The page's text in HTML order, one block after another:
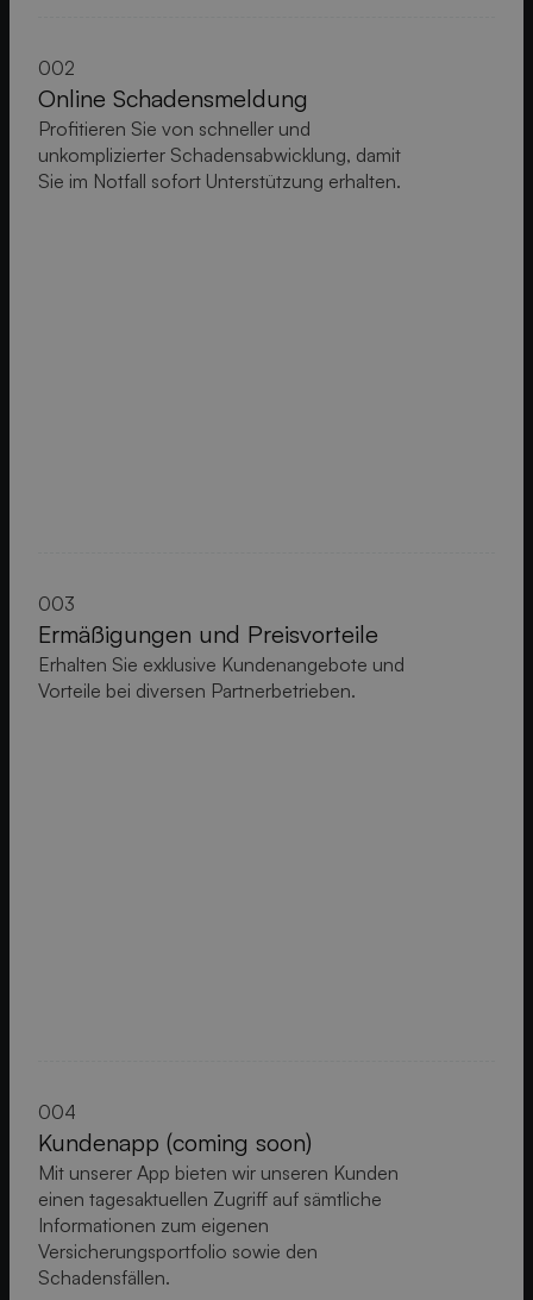
002
Online Schadensmeldung
Profitieren Sie von schneller und
unkomplizierter Schadensabwicklung, damit
Sie im Notfall sofort Unterstützung erhalten.
003
Ermäßigungen und Preisvorteile
Erhalten Sie exklusive Kundenangebote und
Vorteile bei diversen Partnerbetrieben.
004
Kundenapp (coming soon)
Mit unserer App bieten wir unseren Kunden
einen tagesaktuellen Zugriff auf sämtliche
Informationen zum eigenen
Versicherungsportfolio sowie den
Schadensfällen.